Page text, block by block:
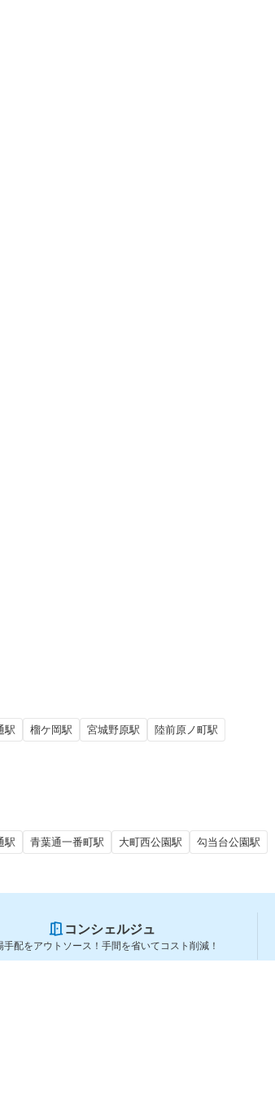
駅 榴ケ岡駅 宮城野原駅 陸前原ノ町駅
駅 青葉通一番町駅 大町西公園駅 勾当台公園駅
コンシェルジュ
手配をアウトソース！手間を省いてコスト削減！